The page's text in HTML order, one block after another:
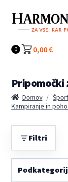
Preskoči
na
navigacijo
Preskoči
na
vsebino
0 0,00€
Pripomočki
Domov /
Kampiranje in
Filtri